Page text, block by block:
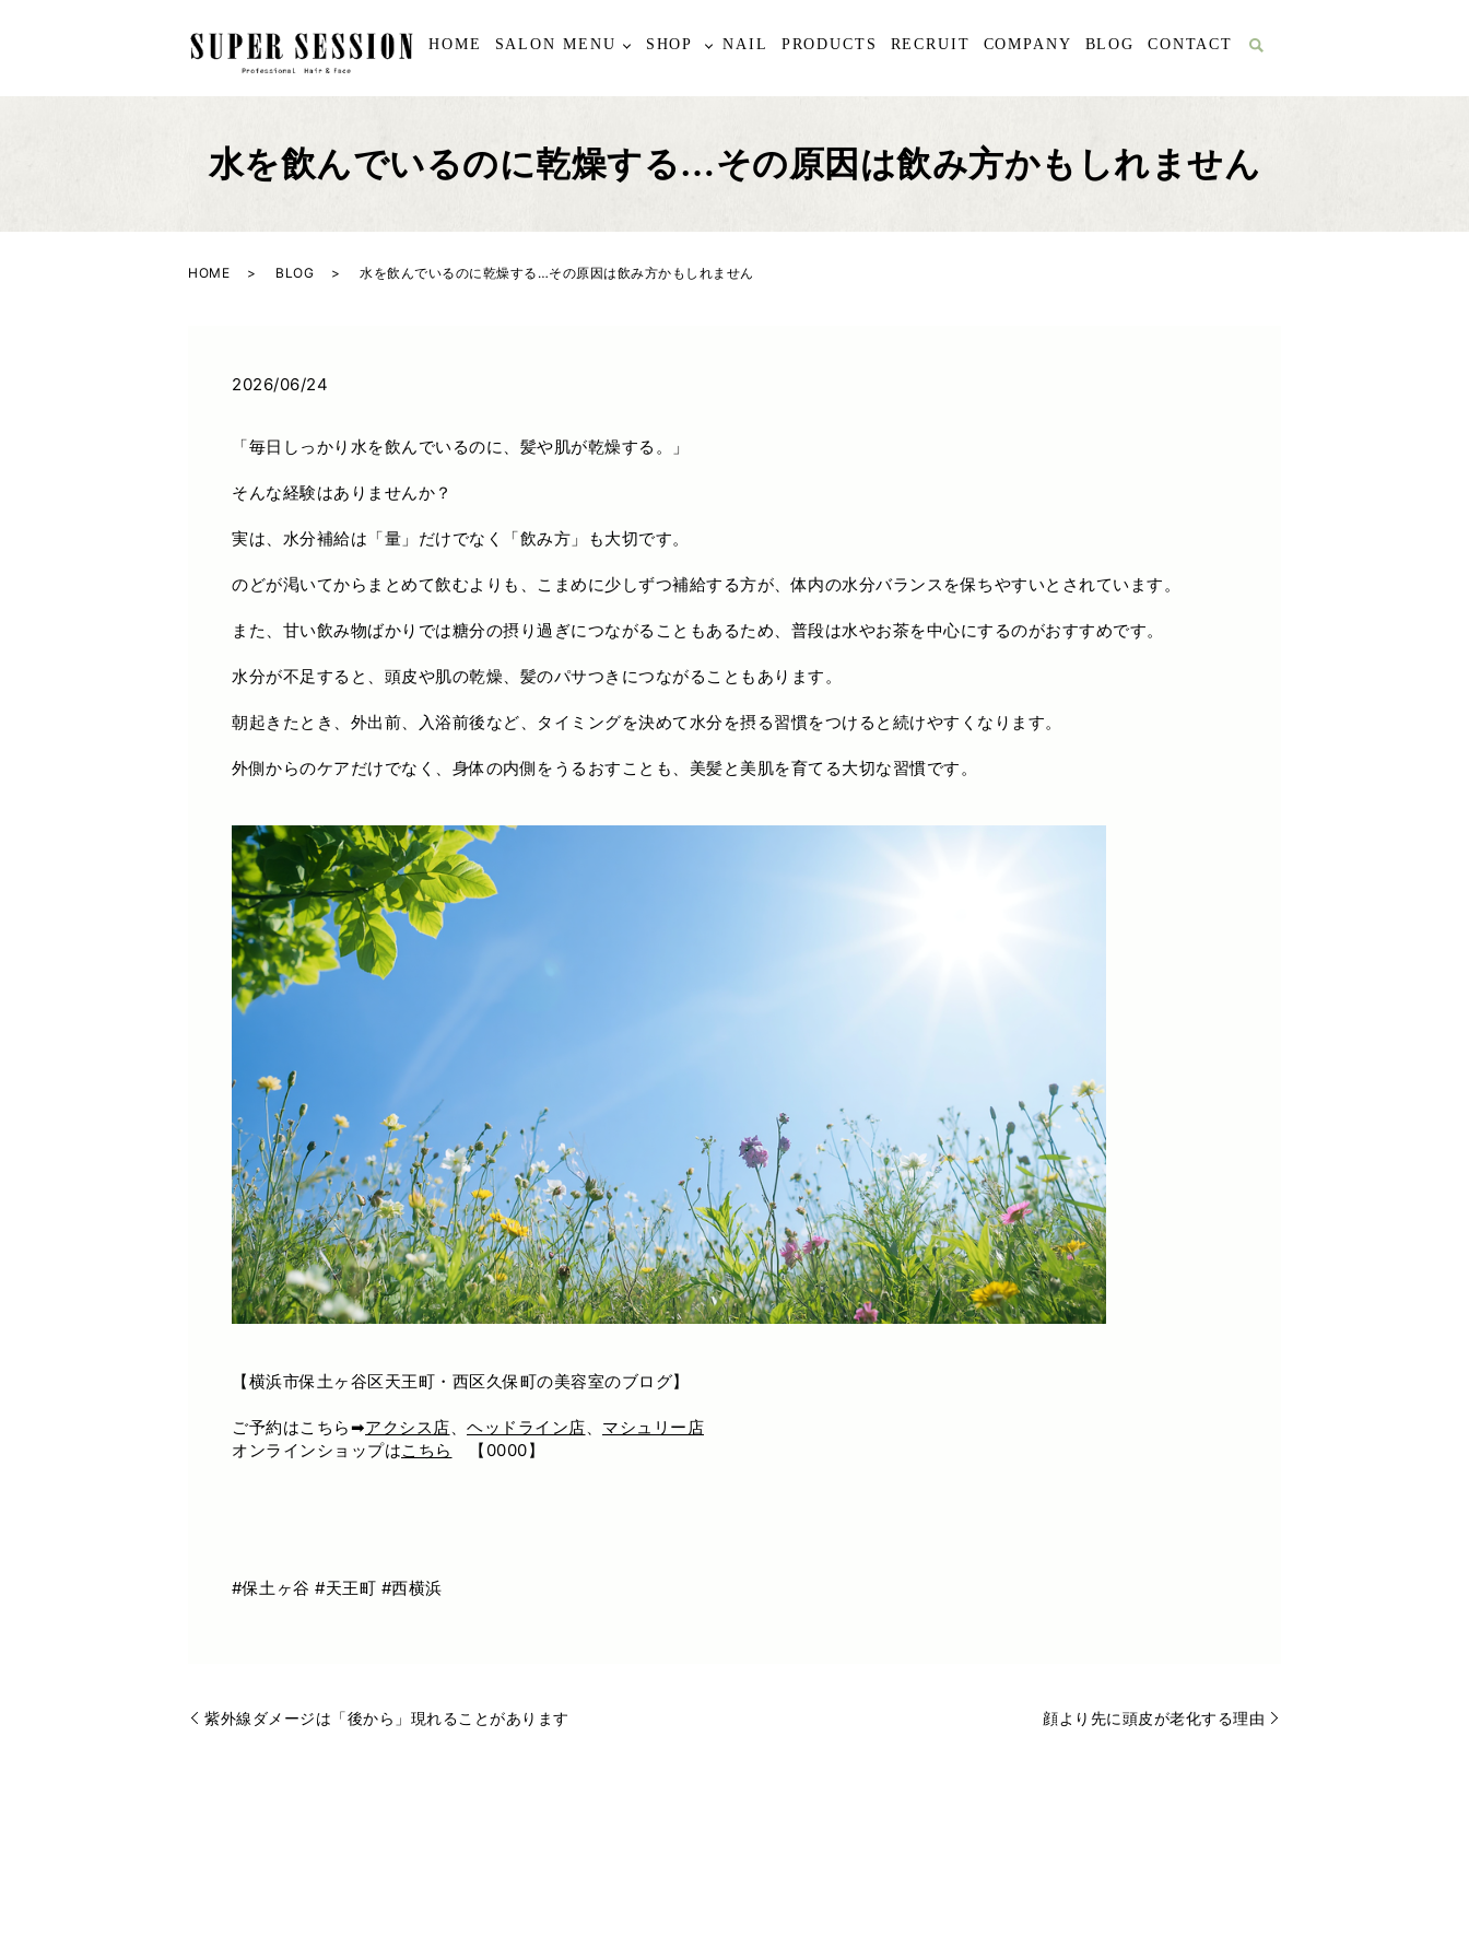
HOME SALON MENU SHOP NAIL PRODUCTS RECRUIT COMPANY BLOG CONTACT
水を飲んでいるのに乾燥する…その原因は飲み方かもしれません
HOME BLOG 水を飲んでいるのに乾燥する…その原因は飲み方かもしれません
2026/06/24
「毎日しっかり水を飲んでいるのに、髪や肌が乾燥する。」
そんな経験はありませんか？
実は、水分補給は「量」だけでなく「飲み方」も大切です。
のどが渇いてからまとめて飲むよりも、こまめに少しずつ補給する方が、体内の水分バランスを保ちやすいとされています。
また、甘い飲み物ばかりでは糖分の摂り過ぎにつながることもあるため、普段は水やお茶を中心にするのがおすすめです。
水分が不足すると、頭皮や肌の乾燥、髪のパサつきにつながることもあります。
朝起きたとき、外出前、入浴前後など、タイミングを決めて水分を摂る習慣をつけると続けやすくなります。
外側からのケアだけでなく、身体の内側をうるおすことも、美髪と美肌を育てる大切な習慣です。
【横浜市保土ヶ谷区天王町・西区久保町の美容室のブログ】
ご予約はこちら➡アクシス店、 ヘッドライン店、 マシュリー店
オンラインショップはこちら 【0000】
#保土ヶ谷 #天王町 #西横浜
紫外線ダメージは「後から」現れることがあります 顔より先に頭皮が老化する理由